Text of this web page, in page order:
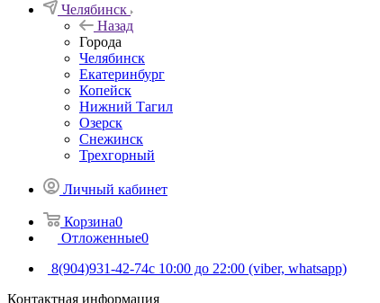
Челябинск
Назад
Города
Челябинск
Екатеринбург
Копейск
Нижний Тагил
Озерск
Снежинск
Трехгорный
Личный кабинет
Корзина0
Отложенные0
8(904)931-42-74с 10:00 до 22:00 (viber, whatsapp)
Контактная информация